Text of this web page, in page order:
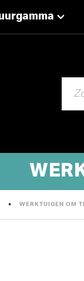
WERKTUIGEN OM